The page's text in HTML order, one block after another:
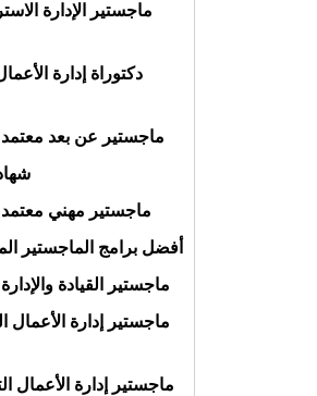
ماجستير الإدارة
دكتوراة إدارة
ماجستير عن بعد معتمد
ماجستير مهني معتمد
أفضل برامج الماجستير
ماجستير القيادة والإدارة
ماجستير إدارة الأعمال
ماجستير إدارة الأعمال